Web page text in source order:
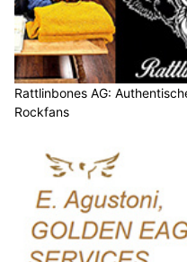
Rattlinbones AG:
Rockfans